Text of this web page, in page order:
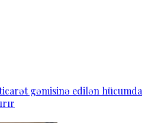
gəmisinə edilən hücumda